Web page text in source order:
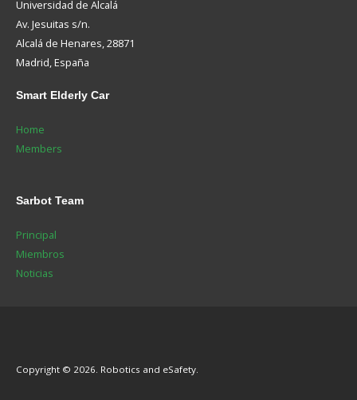
Universidad de Alcalá
Av. Jesuitas s/n.
Alcalá de Henares, 28871
Madrid, España
Smart Elderly Car
Home
Members
Sarbot Team
Principal
Miembros
Noticias
Copyright © 2026. Robotics and eSafety.